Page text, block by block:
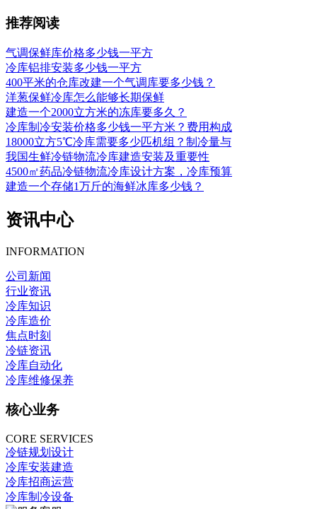
推荐阅读
气调保鲜库价格多少钱一平方
冷库铝排安装多少钱一平方
400平米的仓库改建一个气调库要多少钱？
洋葱保鲜冷库怎么能够长期保鲜
建造一个2000立方米的冻库要多久？
冷库制冷安装价格多少钱一平方米？费用构成
18000立方5℃冷库需要多少匹机组？制冷量与
我国生鲜冷链物流冷库建造安装及重要性
4500㎡药品冷链物流冷库设计方案，冷库预算
建造一个存储1万斤的海鲜冰库多少钱？
资讯中心
INFORMATION
公司新闻
行业资讯
冷库知识
冷库造价
焦点时刻
冷链资讯
冷库自动化
冷库维修保养
核心业务
CORE SERVICES
冷链规划设计
冷库安装建造
冷库招商运营
冷库制冷设备